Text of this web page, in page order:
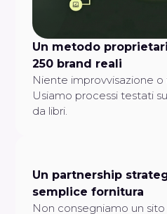
Un metodo
250 brand reali
Niente improvvisazione
Usiamo processi testati
da libri.
Un partnership
semplice fornitura
Non consegniamo un sito